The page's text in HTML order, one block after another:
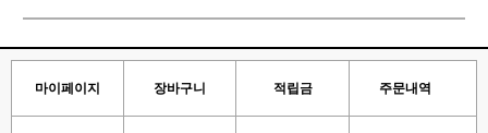
마이페이지 장바구니 적립금 주문내역